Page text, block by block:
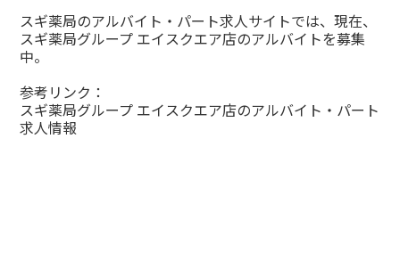
スギ薬局のアルバイト・パート求人サイトでは、現在、
スギ薬局グループ エイスクエア店のアルバイトを募集
中。
参考リンク：
スギ薬局グループ エイスクエア店のアルバイト・パート
求人情報